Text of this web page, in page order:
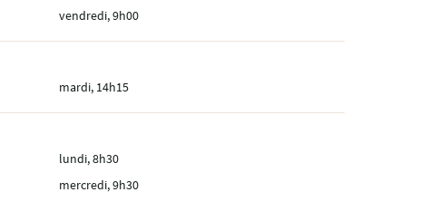
vendredi, 9h00
mardi, 14h15
lundi, 8h30
mercredi, 9h30